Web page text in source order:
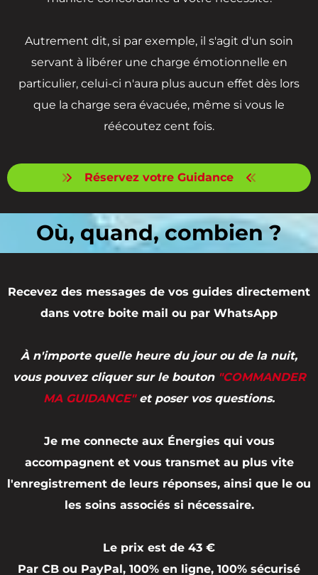
Autrement dit, si par exemple, il s'agit d'un soin
servant à libérer une charge émotionnelle en
particulier, celui-ci n'aura plus aucun effet dès lors
que la charge sera évacuée, même si vous le
réécoutez cent fois.
Réservez votre Guidance
Où, quand, combien ?
Recevez des messages de vos guides directement
dans votre boite mail ou par WhatsApp
À n'importe quelle heure du jour ou de la nuit,
vous pouvez cliquer sur le bouton "COMMANDER
MA GUIDANCE"et poser vos questions.
Je me connecte aux Énergies qui vous
accompagnent et vous transmet au plus vite
l'enregistrement de leurs réponses, ainsi que le ou
les soins associés si nécessaire.
Le prix est de 43 €
Par CB ou PayPal, 100% en ligne, 100% sécurisé